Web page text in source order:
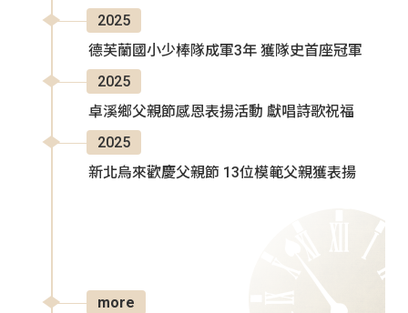
2025
德芙蘭國小少棒隊成軍3年 獲隊史首座冠軍
2025
卓溪鄉父親節感恩表揚活動 獻唱詩歌祝福
2025
新北烏來歡慶父親節 13位模範父親獲表揚
more